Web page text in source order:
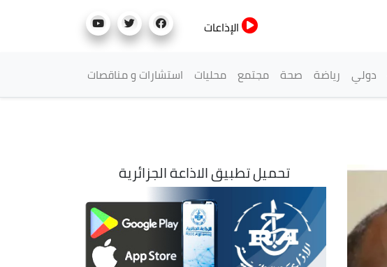
الإذاعات
دولي رياضة صحة مجتمع محليات استشارات و مناقصات
تحميل تطبيق الاذاعة الجزائرية